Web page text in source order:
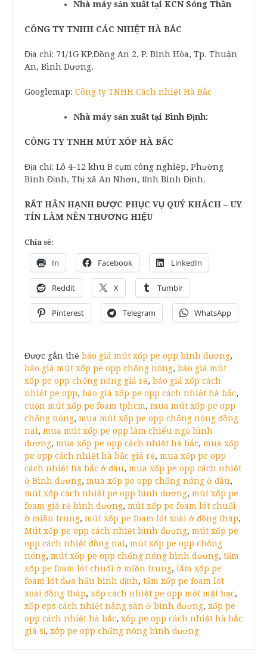
Nhà máy sản xuất tại KCN Sóng Thần
CÔNG TY TNHH CÁC NHIỆT HÀ BẮC
Địa chỉ: 71/1G KP.Đồng An 2, P. Bình Hòa, Tp. Thuận
An, Bình Dương.
Googlemap: Công ty TNHH Cách nhiệt Hà Bắc
Nhà máy sản xuất tại Bình Định:
CÔNG TY TNHH MÚT XỐP HÀ BẮC
Địa chỉ: Lô 4-12 khu B cụm công nghiệp, Phường
Bình Định, Thị xã An Nhơn, tỉnh Bình Định.
RẤT HÂN HẠNH ĐƯỢC PHỤC VỤ QUÝ KHÁCH – UY
TÍN LÀM NÊN THƯƠNG HIỆU
Chia sẻ:
In Facebook LinkedIn
Reddit X Tumblr
Pinterest Telegram WhatsApp
Được gắn thẻ báo giá mút xốp pe opp bình dương,
báo giá mút xốp pe opp chống nóng, báo giá mút
xốp pe opp chống nóng giá rẻ, báo giá xốp cách
nhiệt pe opp, báo giá xốp pe opp cách nhiệt hà bắc,
cuộn mút xốp pe foam tphcm, mua mút xốp pe opp
chống nóng, mua mút xốp pe opp chống nóng đồng
nai, mua mút xốp pe opp làm chiếu ngủ bình
dương, mua xốp pe opp cách nhiệt hà bắc, mua xốp
pe opp cách nhiệt hà bắc giá rẻ, mua xốp pe opp
cách nhiệt hà bắc ở đâu, mua xốp pe opp cách nhiệt
ở Bình dương, mua xốp pe opp chống nóng ở đâu,
mút xốp cách nhiệt pe opp bình dương, mút xốp pe
foam giá rẻ bình dương, mút xốp pe foam lót chuối
ở miền trung, mút xốp pe foam lót xoài ở đồng tháp,
Mút xốp pe opp cách nhiệt bình dương, mút xốp pe
opp cách nhiệt đồng nai, mút xốp pe opp chống
nóng, mút xốp pe opp chống nóng bình dương, tấm
xốp pe foam lót chuối ở miền trung, tấm xốp pe
foam lót dưa hấu bình định, tấm xốp pe foam lót
xoài đồng tháp, xốp cách nhiệt pe opp một mặt bạc,
xốp eps cách nhiệt nâng sàn ở bình dương, xốp pe
opp cách nhiệt hà bắc, xốp pe opp cách nhiệt hà bắc
giá sỉ, xôp pe opp chống nóng bình dương